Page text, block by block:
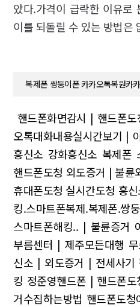
았다.가격이 급락한 이유로
이를 되돌릴 수 있는 방법은
복제폰 쌍둥이폰 카카오톡복원카
핸드폰화면감시 | 핸드폰
오톡대화내용실시간보기 |
흥신소 강화흥신소 복제폰
핸드폰도청 외도증거 | 불륜
휴대폰도청 실시간도청 흥
킹.스마트폰복제.복제폰.쌍
스마트폰해킹.. | 불륜증거
부름센터 | 제주모든대행
신소 | 외도증거 | 전세사기
킹 정준영핸드폰 | 핸드폰
거수집하는방법 핸드폰도